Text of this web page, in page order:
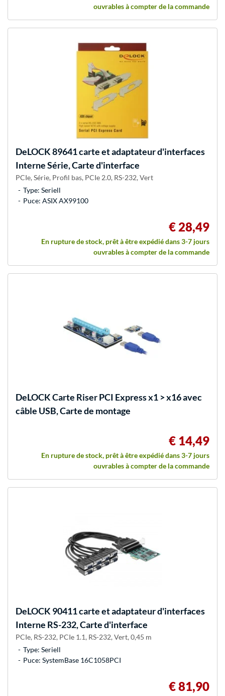
ouvrables à compter de la commande
DeLOCK89641 carte et adaptateur d'interfaces
Interne Série, Carte d'interface
PCIe, Série, Profil bas, PCIe 2.0, RS-232, Vert
Type: Seriell
Puce: ASIX AX99100
€ 28,49
En rupture de stock, prêt à être expédié dans 3-7 jours
ouvrables à compter de la commande
DeLOCKCarte Riser PCI Express x1 > x16 avec
câble USB, Carte de montage
€ 14,49
En rupture de stock, prêt à être expédié dans 3-7 jours
ouvrables à compter de la commande
DeLOCK 90411 carte et adaptateur d'interfaces
Interne RS-232, Carte d'interface
PCIe, RS-232, PCIe 1.1, RS-232, Vert, 0,45 m
Type: Seriell
Puce: SystemBase 16C1058PCI
€ 81,90